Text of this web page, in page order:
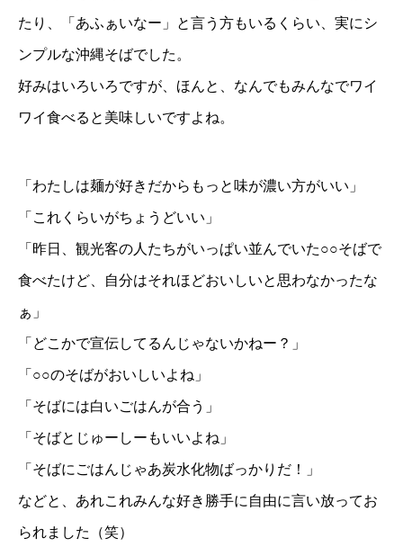
たり、「あふぁいなー」と言う方もいるくらい、実にシ
ンプルな沖縄そばでした。
好みはいろいろですが、ほんと、なんでもみんなでワイ
ワイ食べると美味しいですよね。
「わたしは麺が好きだからもっと味が濃い方がいい」
「これくらいがちょうどいい」
「昨日、観光客の人たちがいっぱい並んでいた○○そばで
食べたけど、自分はそれほどおいしいと思わなかったな
ぁ」
「どこかで宣伝してるんじゃないかねー？」
「○○のそばがおいしいよね」
「そばには白いごはんが合う」
「そばとじゅーしーもいいよね」
「そばにごはんじゃあ炭水化物ばっかりだ！」
などと、あれこれみんな好き勝手に自由に言い放ってお
られました（笑）